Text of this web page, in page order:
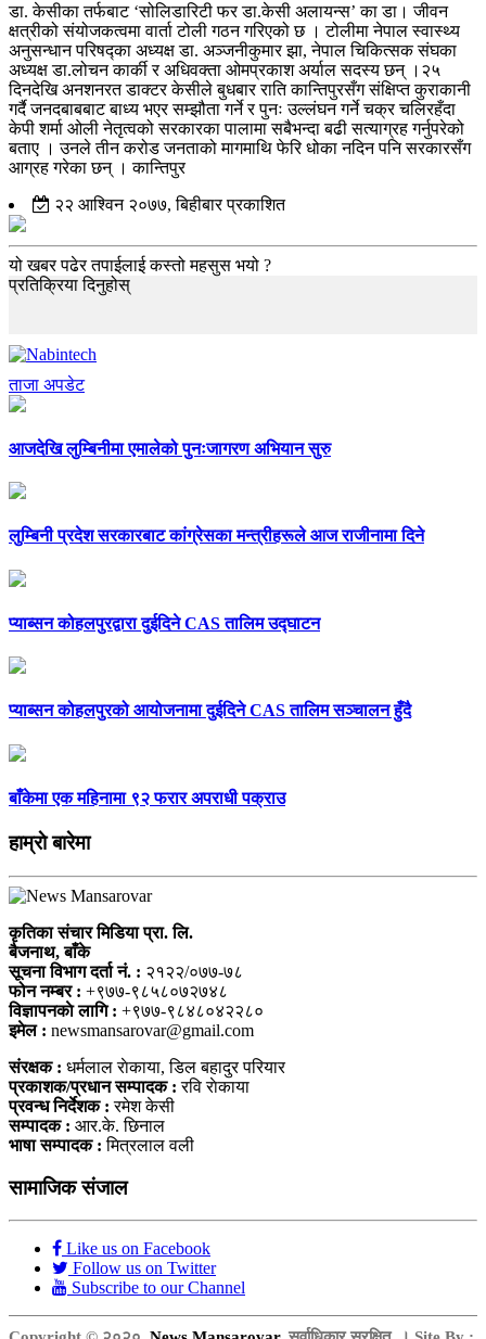
डा. केसीका तर्फबाट ‘सोलिडारिटी फर डा.केसी अलायन्स’ का डा। जीवन
क्षत्रीको संयोजकत्वमा वार्ता टोली गठन गरिएको छ । टोलीमा नेपाल स्वास्थ्य
अनुसन्धान परिषद्का अध्यक्ष डा. अञ्जनीकुमार झा, नेपाल चिकित्सक संघका
अध्यक्ष डा.लोचन कार्की र अधिवक्ता ओमप्रकाश अर्याल सदस्य छन् ।२५
दिनदेखि अनशनरत डाक्टर केसीले बुधबार राति कान्तिपुरसँग संक्षिप्त कुराकानी
गर्दै जनदबाबबाट बाध्य भएर सम्झौता गर्ने र पुनः उल्लंघन गर्ने चक्र चलिरहँदा
केपी शर्मा ओली नेतृत्वको सरकारका पालामा सबैभन्दा बढी सत्याग्रह गर्नुपरेको
बताए । उनले तीन करोड जनताको मागमाथि फेरि धोका नदिन पनि सरकारसँग
आग्रह गरेका छन् । कान्तिपुर
२२ आश्विन २०७७, बिहीबार प्रकाशित
यो खबर पढेर तपाईलाई कस्तो महसुस भयो ?
प्रतिक्रिया दिनुहोस्
ताजा अपडेट
आजदेखि लुम्बिनीमा एमालेको पुनःजागरण अभियान सुरु
लुम्बिनी प्रदेश सरकारबाट कांग्रेसका मन्त्रीहरूले आज राजीनामा दिने
प्याब्सन कोहलपुरद्वारा दुईदिने CAS तालिम उद्घाटन
प्याब्सन कोहलपुरको आयोजनामा दुईदिने CAS तालिम सञ्चालन हुँदै
बाँकेमा एक महिनामा ९२ फरार अपराधी पक्राउ
हाम्राे बारेमा
कृतिका संचार मिडिया प्रा. लि.
बैजनाथ, बाँके
सूचना विभाग दर्ता नं. : २१२२/०७७-७८
फोन नम्बर : +९७७-९८५८०७२७४८
विज्ञापनकाे लागि : +९७७-९८४८०४२२८०
इमेल : newsmansarovar@gmail.com
संरक्षक : धर्मलाल राेकाया, डिल बहादुर परियार
प्रकाशक/प्रधान सम्पादक : रवि राेकाया
प्रवन्ध निर्देशक : रमेश केसी
सम्पादक : आर.के. छिनाल
भाषा सम्पादक : मित्रलाल वली
सामाजिक संजाल
Like us on Facebook
Follow us on Twitter
Subscribe to our Channel